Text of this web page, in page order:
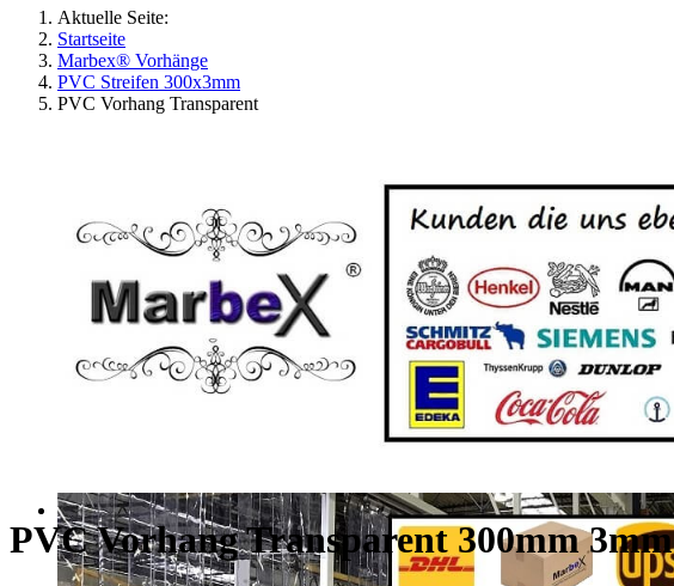
Aktuelle Seite:
Startseite
Marbex® Vorhänge
PVC Streifen 300x3mm
PVC Vorhang Transparent
PVC Vorhang Transparent 300mm 3mm